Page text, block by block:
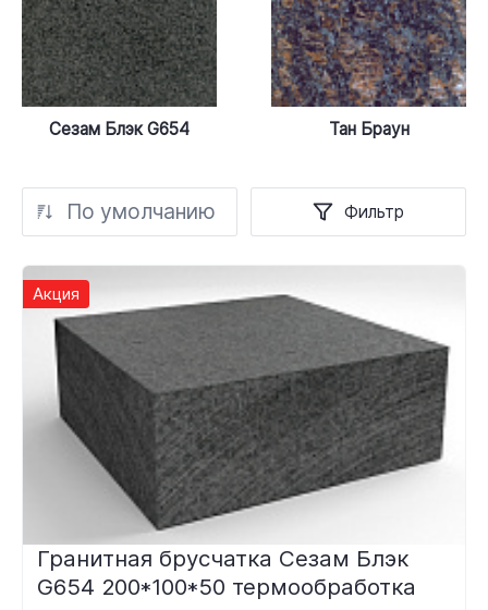
Сезам Блэк G654 Тан Браун
По умолчанию Фильтр
Акция
Гранитная брусчатка Сезам Блэк
G654 200*100*50 термообработка